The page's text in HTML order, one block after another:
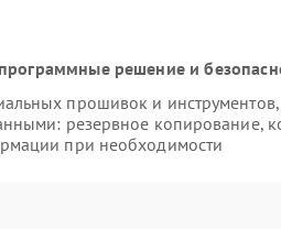
решение и
прошивок и инструментов,
резервное копирование,
при необходимости